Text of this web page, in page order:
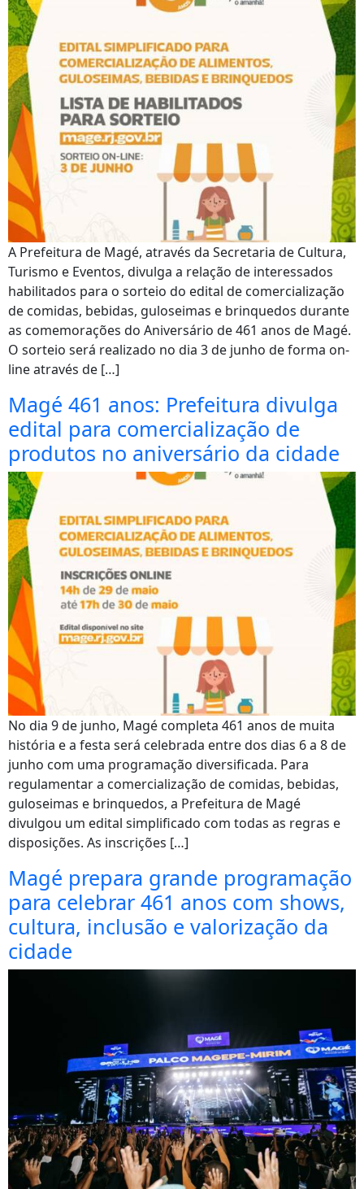
A Prefeitura de Magé, através da Secretaria de Cultura,
Turismo e Eventos, divulga a relação de interessados
habilitados para o sorteio do edital de comercialização
de comidas, bebidas, guloseimas e brinquedos durante
as comemorações do Aniversário de 461 anos de Magé.
O sorteio será realizado no dia 3 de junho de forma on-
line através de […]
Magé 461 anos: Prefeitura divulga
edital para comercialização de
produtos no aniversário da cidade
No dia 9 de junho, Magé completa 461 anos de muita
história e a festa será celebrada entre dos dias 6 a 8 de
junho com uma programação diversificada. Para
regulamentar a comercialização de comidas, bebidas,
guloseimas e brinquedos, a Prefeitura de Magé
divulgou um edital simplificado com todas as regras e
disposições. As inscrições […]
Magé prepara grande programação
para celebrar 461 anos com shows,
cultura, inclusão e valorização da
cidade